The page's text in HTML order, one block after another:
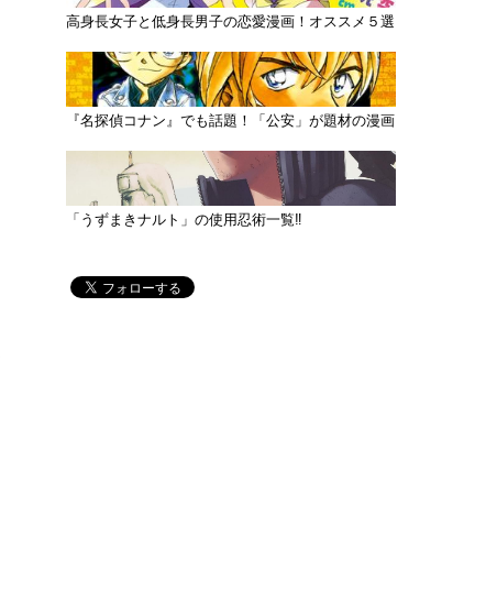
高身長女子と低身長男子の恋愛漫画！オススメ５選
『名探偵コナン』でも話題！「公安」が題材の漫画
「うずまきナルト」の使用忍術一覧‼